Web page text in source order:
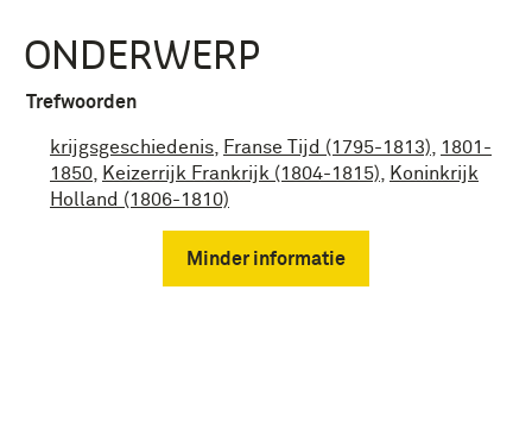
ONDERWERP
Trefwoorden
krijgsgeschiedenis Franse Tijd (1795-1813)
1801-
1850
Keizerrijk Frankrijk (1804-1815)
Koninkrijk
Holland (1806-1810)
Minder informatie